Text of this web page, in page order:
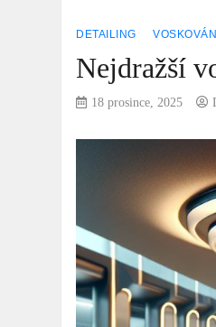
DETAILING VOSKOVÁNÍ
Nejdražší
18 prosince, 2025